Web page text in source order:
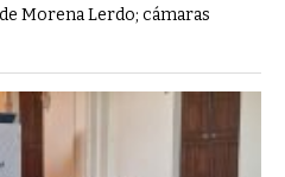
Morena Lerdo; cámaras